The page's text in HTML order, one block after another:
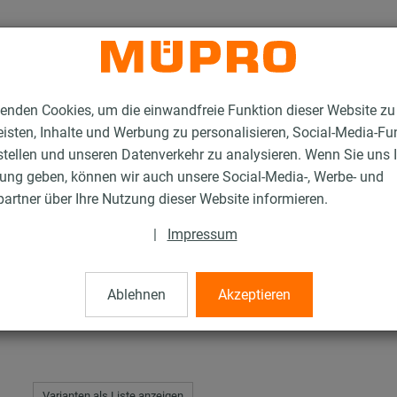
Cookies, um die einwandfreie Funktion dieser Website zu
Inhalte und Werbung zu personalisieren, Social-Media-
und unseren Datenverkehr zu analysieren. Wenn Sie uns
geben, können wir auch unsere Social-Media-, Werbe- und
über Ihre Nutzung dieser Website informieren.
| Impressum
Ablehnen Akzeptieren
Edelstahlprodukte DÄMMGULAST® Puffer